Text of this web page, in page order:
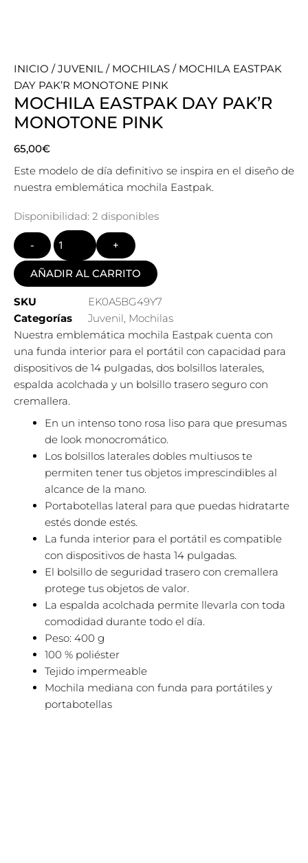
INICIO /JUVENIL / MOCHILAS / MOCHILA EASTPAK
DAY PAK’R MONOTONE PINK
MOCHILA EASTPAK DAY PAK’R
MONOTONE PINK
65,00€
Este modelo de día definitivo se inspira en el diseño de
nuestra emblemática mochila Eastpak.
Disponibilidad: 2 disponibles
Quantity
AÑADIR AL CARRITO
SKU
EK0A5BG49Y7
Categorías
Juvenil, Mochilas
Nuestra emblemática mochila Eastpak cuenta con
una funda interior para el portátil con capacidad para
dispositivos de 14 pulgadas, dos bolsillos laterales,
espalda acolchada y un bolsillo trasero seguro con
cremallera.
En un intenso tono rosa liso para que presumas
de look monocromático.
Los bolsillos laterales dobles multiusos te
permiten tener tus objetos imprescindibles al
alcance de la mano.
Portabotellas lateral para que puedas hidratarte
estés donde estés.
La funda interior para el portátil es compatible
con dispositivos de hasta 14 pulgadas.
El bolsillo de seguridad trasero con cremallera
protege tus objetos de valor.
La espalda acolchada permite llevarla con toda
comodidad durante todo el día.
Peso: 400 g
100 % poliéster
Tejido impermeable
Mochila mediana con funda para portátiles y
portabotellas